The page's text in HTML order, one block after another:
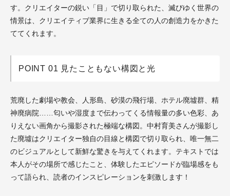
す。クリエイターの鋭い「目」で切り取られた、滅びゆく世界の
情景は、クリエイティブ業界に生きる全ての人の創造力をかきた
ててくれます。
POINT 01 見たこともない構図と光
荒廃した劇場や教会、人形島、砂漠の飛行場、ホテル廃墟群、精
神廃病院……匂いや湿度まで伝わってくる情報量の多い色彩、あ
りえない画角から撮影された極端な構図。中村育美さんが撮影し
た廃墟はクリエイター独自の目線と構図で切り取られ、唯一無二
のビジュアルとして新鮮な驚きを与えてくれます。テキストでは
本人がその場所で感じたこと、体験したエピソードが臨場感をも
って語られ、読者のインスピレーションを刺激します！